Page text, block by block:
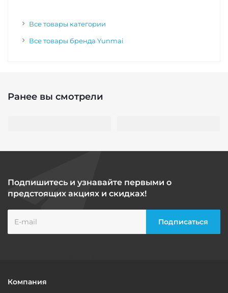
Все товары категории
Все товары бренда Yunmai
Ранее вы смотрели
Подпишитесь и узнавайте первыми о
предстоящих акциях и скидках!
Компания